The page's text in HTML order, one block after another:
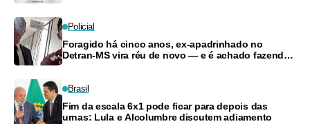
Policial
Foragido há cinco anos, ex-apadrinhado no
Detran-MS vira réu de novo — e é achado fazendo
Brasil
Fim da escala 6x1 pode ficar para depois das
urnas: Lula e Alcolumbre discutem adiamento